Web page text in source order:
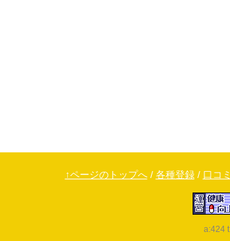
↑ページのトップへ/ 各種登録/ 口コ
a:424